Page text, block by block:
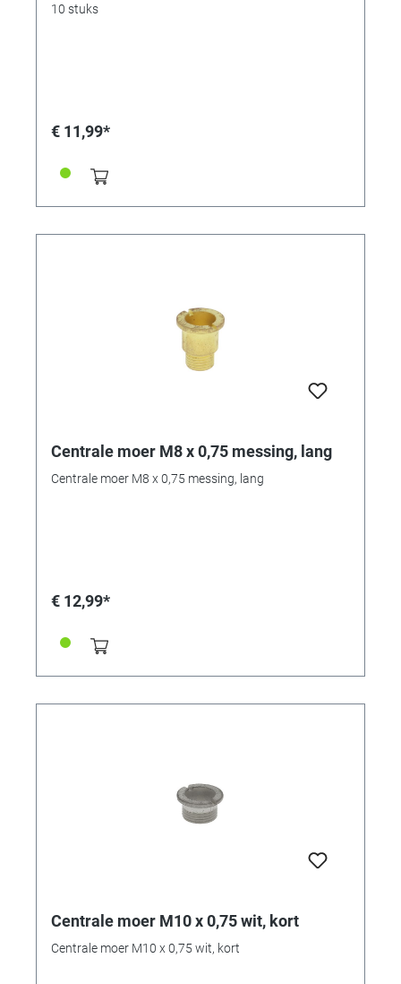
10 stuks
€ 11,99*
Centrale moer M8 x 0,75 messing, lang
Centrale moer M8 x 0,75 messing, lang
€ 12,99*
Centrale moer M10 x 0,75 wit, kort
Centrale moer M10 x 0,75 wit, kort